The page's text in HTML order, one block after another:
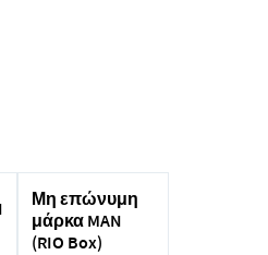
Μη επώνυμη
μάρκα MAN
(RIO Box)